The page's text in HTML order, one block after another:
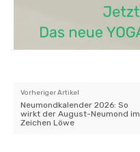
Vorheriger Artikel
Neumondkalender 2026: So
wirkt der August-Neumond im
Zeichen Löwe